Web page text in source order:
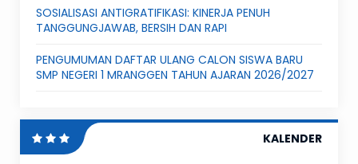
SOSIALISASI ANTIGRATIFIKASI: KINERJA PENUH
TANGGUNGJAWAB, BERSIH DAN RAPI
PENGUMUMAN DAFTAR ULANG CALON SISWA BARU
SMP NEGERI 1 MRANGGEN TAHUN AJARAN 2026/2027
KALENDER